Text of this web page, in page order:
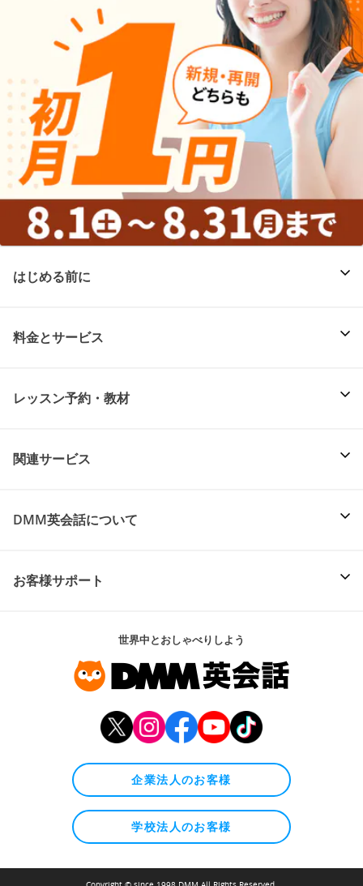
はじめる前に
料金とサービス
レッスン予約・教材
関連サービス
DMM英会話について
お客様サポート
世界中とおしゃべりしよう
企業法人のお客様
学校法人のお客様